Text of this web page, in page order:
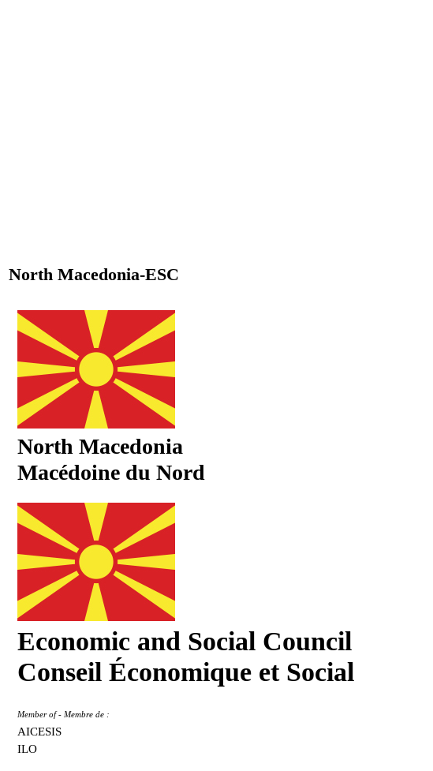
North Macedonia-ESC
North Macedonia
Macédoine du Nord
Economic and Social Council
Conseil Économique et Social
Member of - Membre de :
AICESIS
ILO